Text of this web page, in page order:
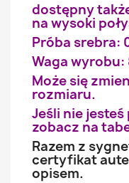
dostępny
na wysoki
Próba srebra:
Waga wyrobu:
Może się
rozmiaru.
Jeśli nie
zobacz na
Razem z
certyfikat
opisem.